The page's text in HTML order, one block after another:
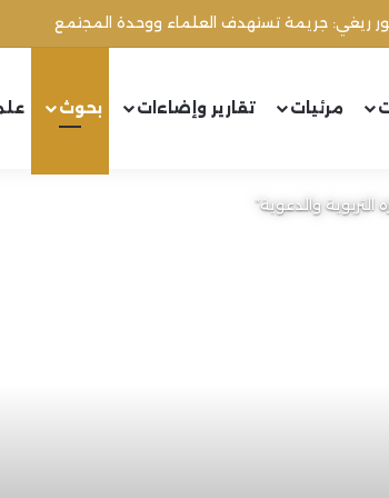
ريغي: جريمة تستهدف العلماء ووحدة المجتمع
مرئيات تقارير وإضاءات بحوث
التربوية والدعوية”